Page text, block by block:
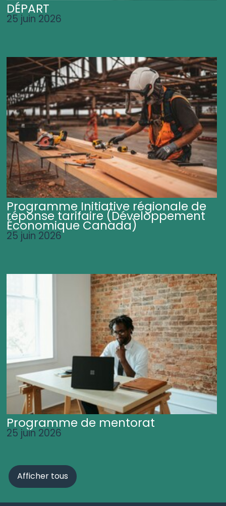
DÉPART
25 juin 2026
Programme Initiative régionale de
réponse tarifaire (Développement
Économique Canada)
25 juin 2026
Programme de mentorat
25 juin 2026
Afficher tous